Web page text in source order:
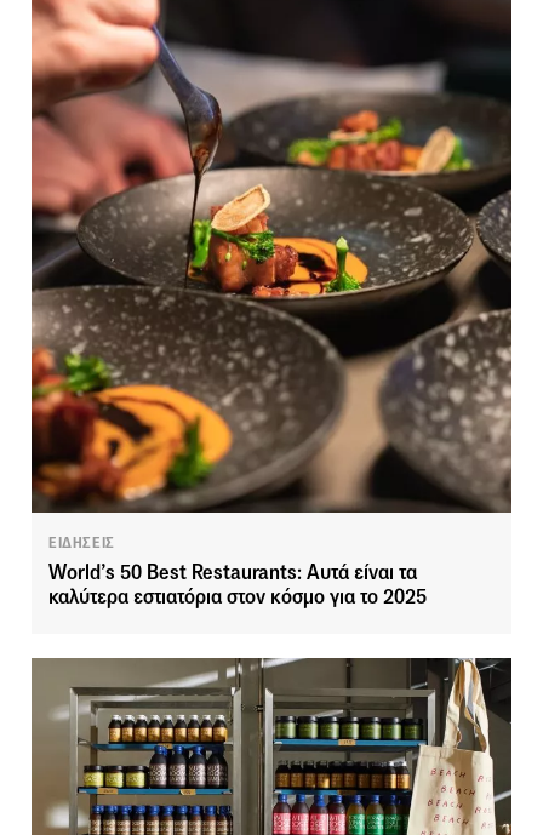
ΕΙΔΗΣΕΙΣ
World’s 50 Best Restaurants: Αυτά είναι τα
καλύτερα εστιατόρια στον κόσμο για το 2025